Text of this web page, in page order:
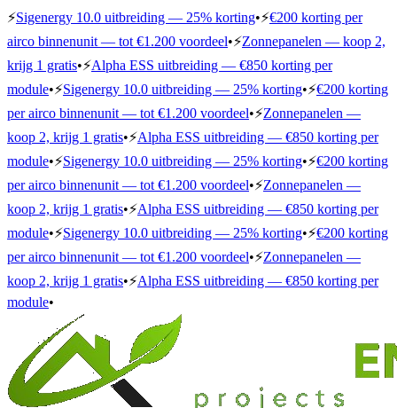
⚡Sigenergy 10.0 uitbreiding — 25% korting•⚡€200 korting per
airco binnenunit — tot €1.200 voordeel•⚡Zonnepanelen — koop 2,
krijg 1 gratis•⚡Alpha ESS uitbreiding — €850 korting per
module•⚡Sigenergy 10.0 uitbreiding — 25% korting•⚡€200 korting
per airco binnenunit — tot €1.200 voordeel•⚡Zonnepanelen —
koop 2, krijg 1 gratis•⚡Alpha ESS uitbreiding — €850 korting per
module•⚡Sigenergy 10.0 uitbreiding — 25% korting•⚡€200 korting
per airco binnenunit — tot €1.200 voordeel•⚡Zonnepanelen —
koop 2, krijg 1 gratis•⚡Alpha ESS uitbreiding — €850 korting per
module•⚡Sigenergy 10.0 uitbreiding — 25% korting•⚡€200 korting
per airco binnenunit — tot €1.200 voordeel•⚡Zonnepanelen —
koop 2, krijg 1 gratis•⚡Alpha ESS uitbreiding — €850 korting per
module•